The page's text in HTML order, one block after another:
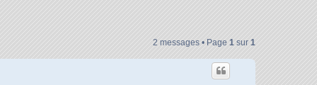
2 messages • Page 1 sur 1